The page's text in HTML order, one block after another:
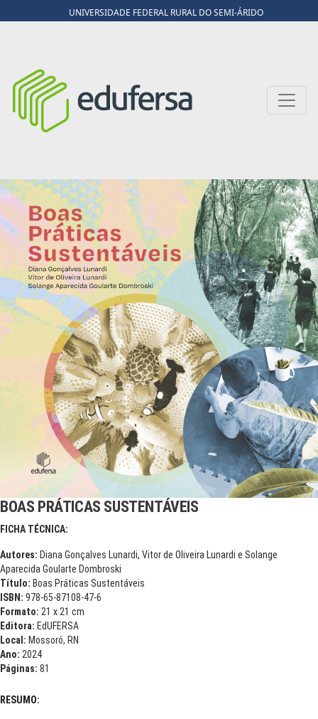
UNIVERSIDADE FEDERAL RURAL DO SEMI-ÁRIDO
BOAS PRÁTICAS SUSTENTÁVEIS
FICHA TÉCNICA:
Autores: Diana Gonçalves Lunardi, Vitor de Oliveira Lunardi e Solange
Aparecida Goularte Dombroski
Título: Boas Práticas Sustentáveis
ISBN: 978-65-87108-47-6
Formato: 21 x 21 cm
Editora: EdUFERSA
Local: Mossoró, RN
Ano: 2024
Páginas: 81
RESUMO: